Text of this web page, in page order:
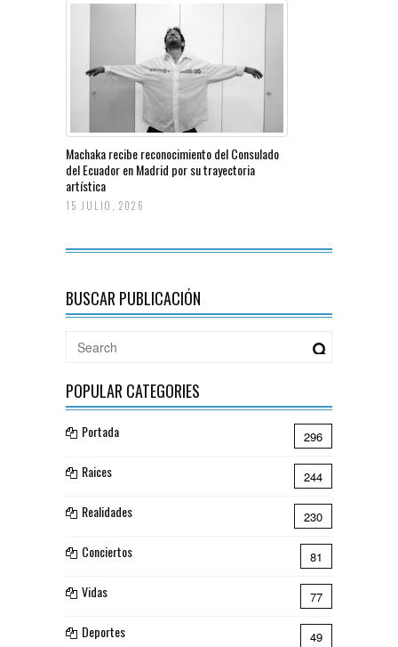
Machaka recibe reconocimiento del Consulado
del Ecuador en Madrid por su trayectoria
artística
15 JULIO, 2026
BUSCAR PUBLICACIÓN
POPULAR CATEGORIES
Portada 296
Raices 244
Realidades 230
Conciertos 81
Vidas 77
Deportes 49